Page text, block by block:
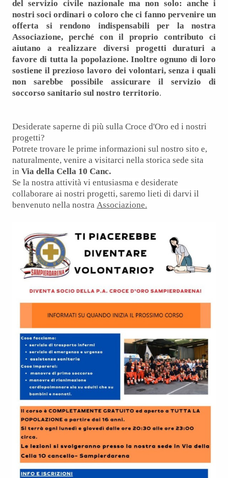
del servizio civile nazionale ma non solo: anche i
nostri soci ordinari o coloro che ci fanno pervenire un
offerta si rendono indispensabili per la nostra
Associazione, perché con il proprio contributo ci
aiutano a realizzare diversi progetti duraturi a
favore di tutta la popolazione. Inoltre ognuno di loro
sostiene il prezioso lavoro dei volontari, senza i quali
non sarebbe possibile assicurare il servizio di
soccorso sanitario sul nostro territorio.
Desiderate saperne di più sulla Croce d'Oro ed i nostri
progetti?
Potrete trovare le prime informazioni sul nostro sito e,
naturalmente, venire a visitarci nella storica sede sita
in Via della Cella 10 Canc.
Se la nostra attività vi entusiasma e desiderate
collaborare ai nostri progetti, saremo lieti di darvi il
benvenuto nella nostra Associazione.